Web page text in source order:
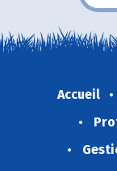
Accueil